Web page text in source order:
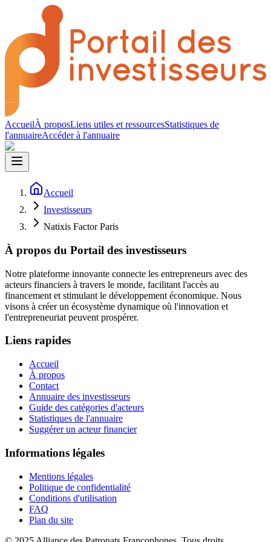
AccueilÀ proposLiens utiles et ressourcesStatistiques de
l'annuaireAccéder à l'annuaire
Accueil
Investisseurs
Natixis Factor Paris
À propos du Portail des investisseurs
Notre plateforme innovante connecte les entrepreneurs avec des
acteurs financiers à travers le monde, facilitant l'accès au
financement et stimulant le développement économique. Nous
visons à créer un écosystème dynamique où l'innovation et
l'entrepreneuriat peuvent prospérer.
Liens rapides
Accueil
À propos
Contact
Annuaire des investisseurs
Guide des catégories d'acteurs
Statistiques de l'annuaire
Suggérer un acteur financier
Informations légales
Mentions légales
Politique de confidentialité
Conditions d'utilisation
FAQ
Plan du site